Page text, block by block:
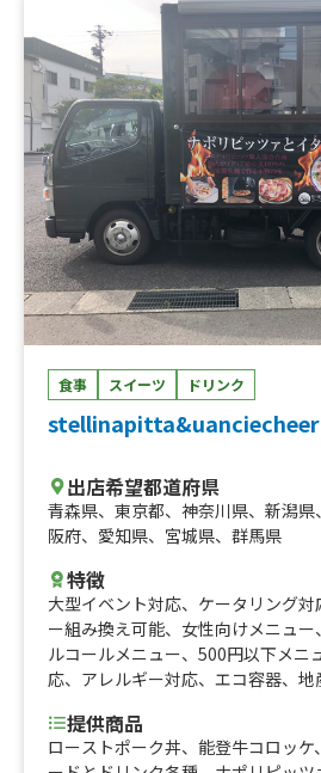
食事 スイーツ ドリンク
stellinapitta&uanciecheer
出店希望都道府県
青森県、 東京都、 神奈川県、 新潟県、
阪府、 愛知県、 宮城県、 群馬県
特徴
大型イベント対応、 ケータリング対
ー組み換え可能、 女性向けメニュー、
ルコールメニュー、 500円以下メニ
応、 アレルギー対応、 エコ容器、 地
提供商品
ローストポーク丼、能登牛コロッ